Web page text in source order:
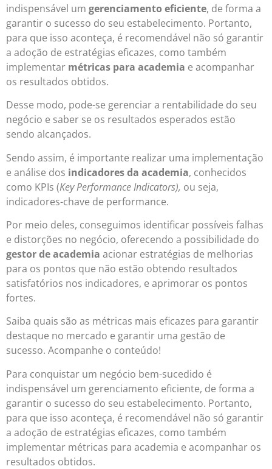
indispensável um gerenciamento eficiente, de forma a
garantir o sucesso do seu estabelecimento. Portanto,
para que isso aconteça, é recomendável não só garantir
a adoção de estratégias eficazes, como também
implementar métricas para academia e acompanhar
os resultados obtidos.
Desse modo, pode-se gerenciar a rentabilidade do seu
negócio e saber se os resultados esperados estão
sendo alcançados.
Sendo assim, é importante realizar uma implementação
e análise dos indicadores da academia, conhecidos
como KPIs (Key Performance Indicators), ou seja,
indicadores-chave de performance.
Por meio deles, conseguimos identificar possíveis falhas
e distorções no negócio, oferecendo a possibilidade do
gestor de academia acionar estratégias de melhorias
para os pontos que não estão obtendo resultados
satisfatórios nos indicadores, e aprimorar os pontos
fortes.
Saiba quais são as métricas mais eficazes para garantir
destaque no mercado e garantir uma gestão de
sucesso. Acompanhe o conteúdo!
Para conquistar um negócio bem-sucedido é
indispensável um gerenciamento eficiente, de forma a
garantir o sucesso do seu estabelecimento. Portanto,
para que isso aconteça, é recomendável não só garantir
a adoção de estratégias eficazes, como também
implementar métricas para academia e acompanhar os
resultados obtidos.